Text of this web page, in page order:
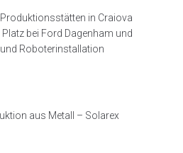
in Craiova
bei Ford Dagenham und
Roboterinstallation
aus Metall – Solarex